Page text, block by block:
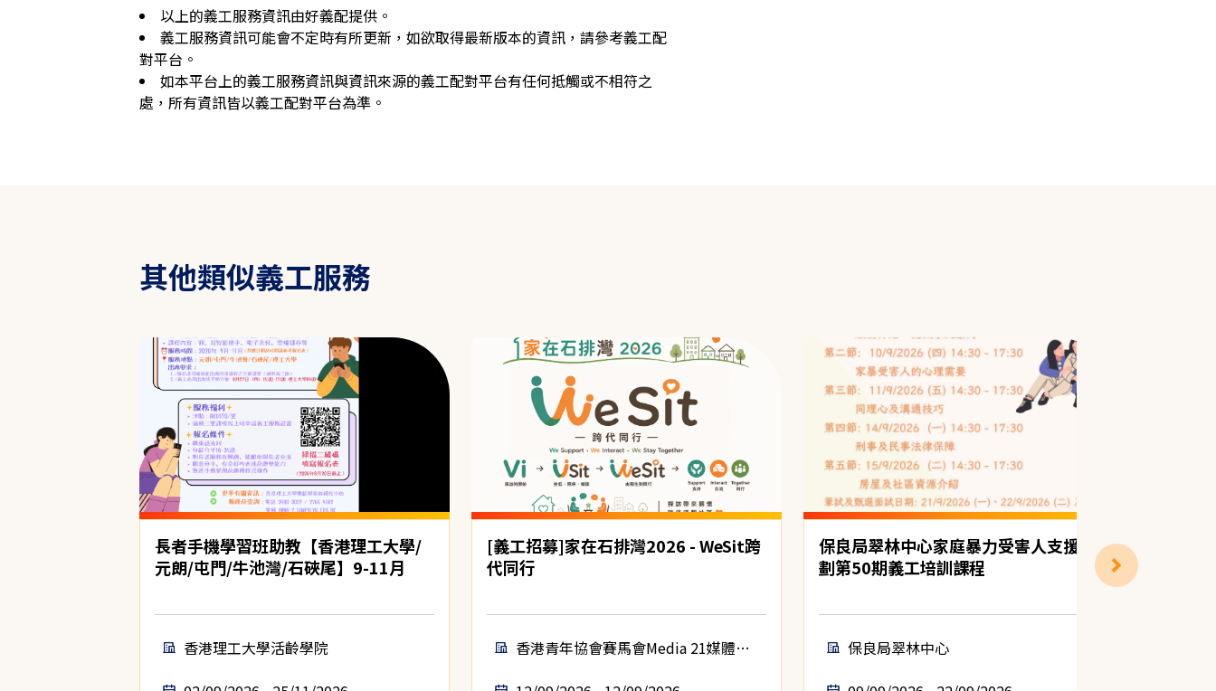
以上的義工服務資訊由好義配提供。
義工服務資訊可能會不定時有所更新，如欲取得最新版本的資訊，請參考義工配
對平台。
如本平台上的義工服務資訊與資訊來源的義工配對平台有任何抵觸或不相符之
處，所有資訊皆以義工配對平台為準。
其他類似義工服務
長者手機學習班助教【香港理工大學/
元朗/屯門/牛池灣/石硤尾】9-11月
香港理工大學活齡學院
[義工招募]家在石排灣2026 - WeSit跨
代同行
香港青年協會賽馬會Media 21媒體空
保良局翠林中心家庭暴力受害人支援計
劃第50期義工培訓課程
保良局翠林中心